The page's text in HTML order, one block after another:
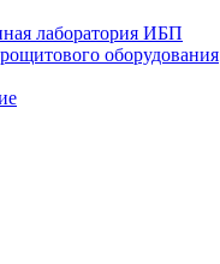
лаборатория ИБП
оборудования